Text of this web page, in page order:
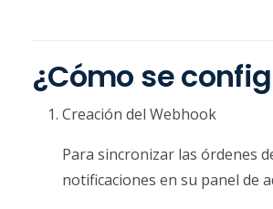
¿Cómo se
Creación del Webhook
Para sincronizar las órdenes
notificaciones en su panel de